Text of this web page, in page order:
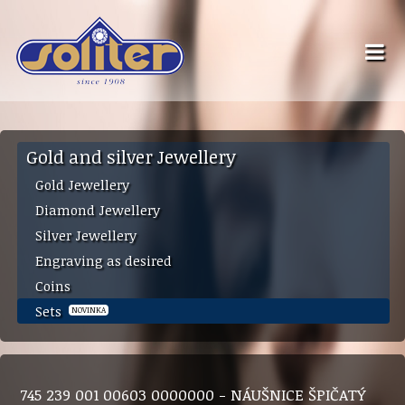
Gold and silver Jewellery
Gold Jewellery
Diamond Jewellery
Silver Jewellery
Engraving as desired
Coins
Sets
NOVINKA
745 239 001 00603 0000000 - NÁUŠNICE ŠPIČATÝ